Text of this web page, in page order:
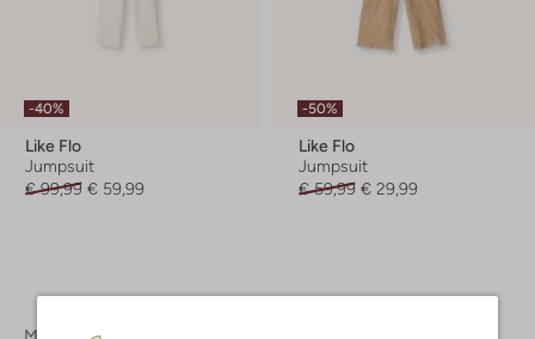
-40%
Like Flo
Jumpsuit
€ 99,99 € 59,99
-50%
Like Flo
Jumpsuit
€ 59,99 € 29,99